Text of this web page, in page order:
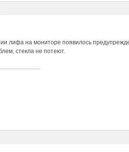
лифа на мониторе появилось
стекла не потеют.